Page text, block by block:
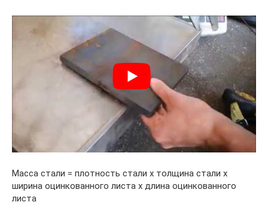
Масса стали = плотность стали х толщина стали х
ширина оцинкованного листа х длина оцинкованного
листа